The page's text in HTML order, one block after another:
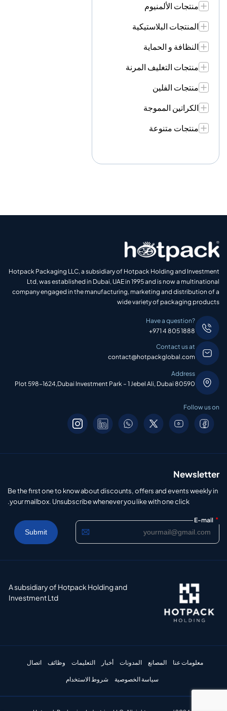
منتجات الألمنيوم
المنتجات البلاستيكية
النظافة و الحماية
منتجات التغليف المرنة
منتجات الفلين
الكراتين المموجة
منتجات متنوعة
Hotpack Packaging LLC, a subsidiary of Hotpack Holding and Investment
Ltd, was established in Dubai, UAE in 1995 and is now a multinational
company engaged in the manufacturing, marketing and distribution of a
wide variety of packaging products
Have a question?
+971 4 805 1888
Contact us at
contact@hotpackglobal.com
Address
Plot 598-1624,Dubai Investment Park – 1 Jebel Ali, Dubai 80590
Follow us on
Newsletter
Be the first one to know about discounts, offers and events weekly in
your mailbox. Unsubscribe whenever you like with one click.
E-mail *
A subsidiary of Hotpack Holding and
Investment Ltd
معلومات عنا المصانع المدونات أخبار التعليمات وظائف اتصال
سياسة الخصوصية شروط الاستخدام